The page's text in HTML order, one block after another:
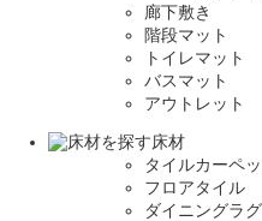
廊下敷き
階段マット
トイレマット
バスマット
アウトレット
床材
タイルカーペ
フロアタイル
ダイニングラ